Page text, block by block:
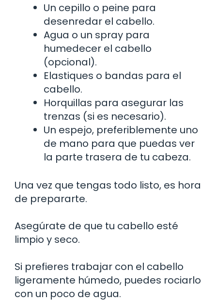
Un cepillo o peine para
desenredar el cabello.
Agua o un spray para
humedecer el cabello
(opcional).
Elastiques o bandas para el
cabello.
Horquillas para asegurar las
trenzas (si es necesario).
Un espejo, preferiblemente uno
de mano para que puedas ver
la parte trasera de tu cabeza.
Una vez que tengas todo listo, es hora
de prepararte.
Asegúrate de que tu cabello esté
limpio y seco.
Si prefieres trabajar con el cabello
ligeramente húmedo, puedes rociarlo
con un poco de agua.